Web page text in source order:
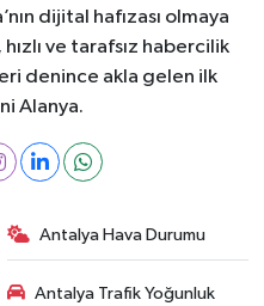
dijital hafızası olmaya
ve tarafsız habercilik
denince akla gelen ilk
Alanya.
Antalya Hava Durumu
Antalya Trafik Yoğunluk